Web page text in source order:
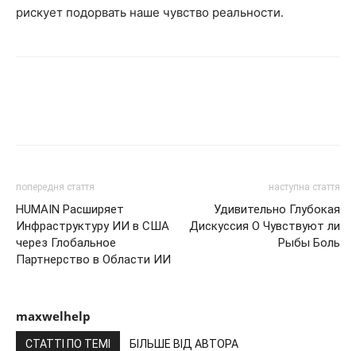
рискует подорвать наше чувство реальности.
попередня стаття
HUMAIN Расширяет
Инфраструктуру ИИ в США
через Глобальное
Партнерство в Области ИИ
наступна стаття
Удивительно Глубокая
Дискуссия О Чувствуют ли
Рыбы Боль
maxwelhelp
СТАТТІ ПО ТЕМІ БІЛЬШЕ ВІД АВТОРА